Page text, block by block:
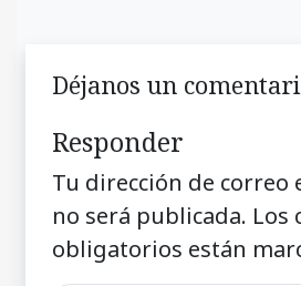
Déjanos un
Responder
Tu dirección de correo
no será publicada. Los
obligatorios están